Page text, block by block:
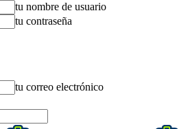
tu nombre de usuario
tu contraseña
tu correo electrónico